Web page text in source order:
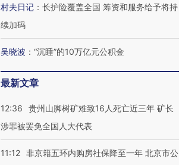
村夫日记 ： 长护险覆盖全国 筹资和服务给予将持
续加码
吴晓波 ： “沉睡”的10万亿元公积金
最新文章
12:36
贵州山脚树矿难致16人死亡近三年 矿长
涉罪被罢免全国人大代表
11:12 非京籍五环内购房社保降至一年 北京市公